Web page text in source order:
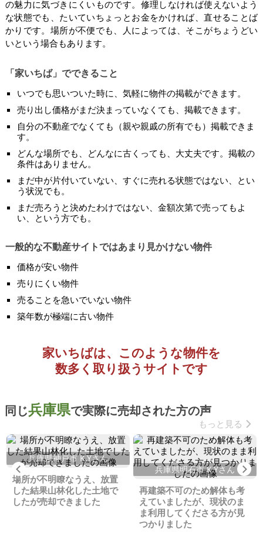
の魅力に気づきにくいものです。修理しなければ使えないよう
な状態でも、たいていちょっとお金をかければ、直せることば
かりです。場所が不便でも、人によっては、そこがちょうどい
いという場合もあります。
「家いちば」でできること
いつでも思いついた時に、気軽に物件の掲載ができます。
売り出し価格がまだ決まっていなくても、掲載できます。
自分の不動産でなくても（親や親戚の所有でも）掲載できま
す。
どんな場所でも、どんなに古くっても、大丈夫です。掲載の
条件はありません。
まだ中が片付いていない、すぐに売れる状態ではない、とい
う状況でも。
まだ売ろうと決めたわけではない、金額次第で売ってもよ
い、という方でも。
一般的な不動産サイトではあまり見かけない物件
価格が安い物件
売りにくい物件
売ることを急いでいない物件
築年数が極端に古い物件
家いちばは、このような物件を
数多く取り扱うサイトです
同じ兵庫県で実際に売却された方の声
もっと見る
Previous
兵庫県神戸市 K.Yさん
場所が不明瞭なうえ、放置
した結果山林化した土地で
したが売却できました
兵庫県明石市 K.Yさん
再建築不可のため解体も考
えていましたが、現状のま
ま利用してくださる方が見
つかりました